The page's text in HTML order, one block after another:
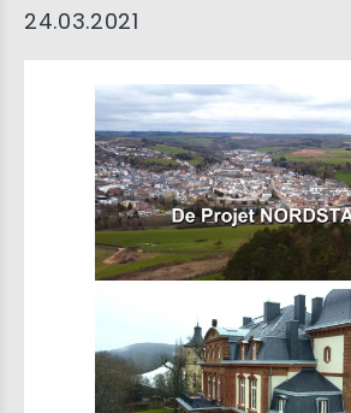
24.03.2021